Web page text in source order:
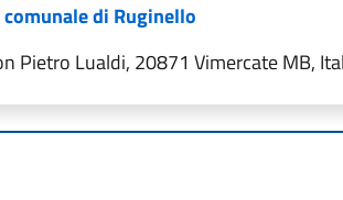
comunale di Ruginello
Pietro Lualdi, 20871 Vimercate MB,